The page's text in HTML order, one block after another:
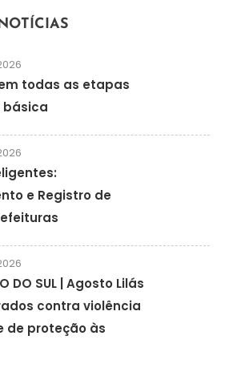
todas as etapas
básica
e Registro de
DO SUL | Agosto Lilás
contra violência
de proteção às